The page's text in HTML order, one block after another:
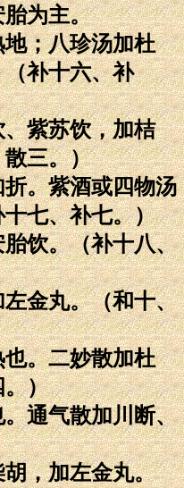
为主。
；八珍汤加杜
补十六、补
紫苏饮，加桔
三。）
。紫酒或四物汤
七、补七。）
饮。（补十八、
金丸。（和十、
。二妙散加杜
。）
通气散加川断、
，加左金丸。